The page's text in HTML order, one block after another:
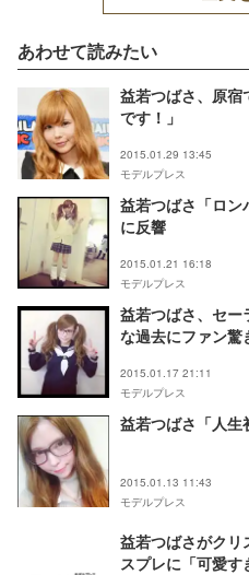
あわせて読みたい
益若つばさ、原宿
です！」
2015.01.29 13:45
モデルプレス
益若つばさ「ロン
に反響
2015.01.21 16:18
モデルプレス
益若つばさ、セ
な過去にファン驚
2015.01.17 21:11
モデルプレス
益若つばさ「人生
2015.01.13 11:43
モデルプレス
益若つばさがクリ
スプレに「可愛す